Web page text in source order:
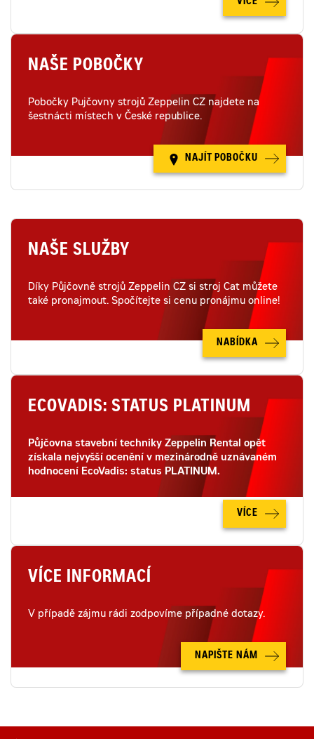
NAŠE POBOČKY
Pobočky Pujčovny strojů Zeppelin CZ najdete na
šestnácti místech v České republice.
NAJÍT POBOČKU
NAŠE SLUŽBY
Díky Půjčovně strojů Zeppelin CZ si stroj Cat můžete
také pronajmout. Spočítejte si cenu pronájmu online!
NABÍDKA
ECOVADIS: STATUS PLATINUM
Půjčovna stavební techniky Zeppelin Rental opět
získala nejvyšší ocenění v mezinárodně uznávaném
hodnocení EcoVadis: status PLATINUM.
VÍCE
VÍCE INFORMACÍ
V případě zájmu rádi zodpovíme případné dotazy.
NAPIŠTE NÁM